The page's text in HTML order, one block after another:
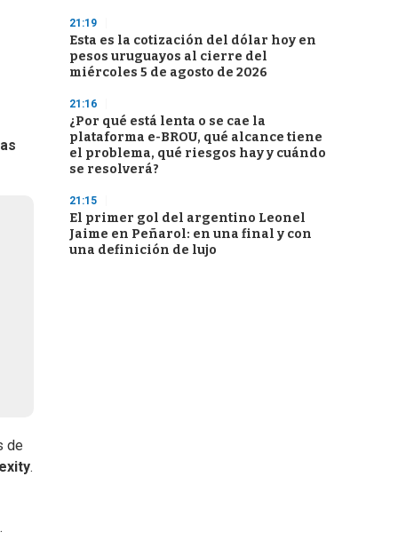
de
.
21:19
Esta es la cotización del dólar hoy en
pesos uruguayos al cierre del
miércoles 5 de agosto de 2026
21:16
¿Por qué está lenta o se cae la
plataforma e-BROU, qué alcance tiene
el problema, qué riesgos hay y cuándo
se resolverá?
21:15
El primer gol del argentino Leonel
Jaime en Peñarol: en una final y con
una definición de lujo